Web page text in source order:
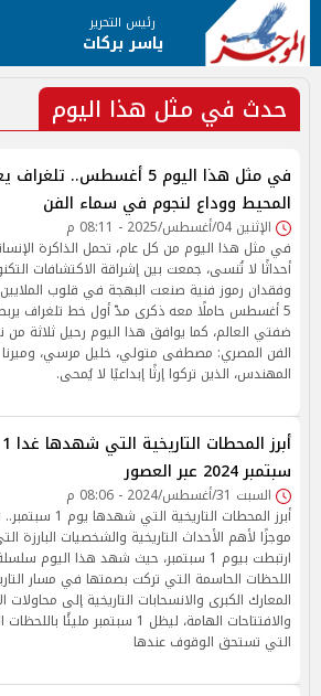
رئيس التحرير
ياسر بركات
حدث في مثل هذا اليوم
في مثل هذا اليوم 5 أغسطس..
المحيط ووداع لنجوم في سماء الفن
الإثنين 04/أغسطس/2025 - 08:11 م
في مثل هذا اليوم من كل عام، تحمل الذاكرة
أحداثًا لا تُنسى، جمعت بين إشراقة الاكتشافات
وفقدان رموز فنية صنعت البهجة في قلوب
5 أغسطس حاملًا معه ذكرى مدّ أول خط تلغراف
ضفتي العالم، كما يوافق هذا اليوم رحيل ثلاثة من
الفن المصري: مصطفى متولي، خليل مرسي، وميرنا
المهندس، الذين تركوا إرثًا إبداعيًا لا يُمحى.
أبرز المحطات التاريخية التي شهدها غدا 1
سبتمبر 2024 عبر العصور
السبت 31/أغسطس/2024 - 08:06 م
أبرز المحطات التاريخية التي
موجزًا لأهم الأحداث التاريخية والشخصيات البارزة
ارتبطت بيوم 1 سبتمبر، حيث شهد هذا اليوم
اللحظات الحاسمة التي تركت بصمتها في مسار
المعارك الكبرى والانسحابات التاريخية إلى محاولات
والافتتاحات الهامة، ليظل 1 سبتمبر مليئًا
التي تستحق الوقوف عندها